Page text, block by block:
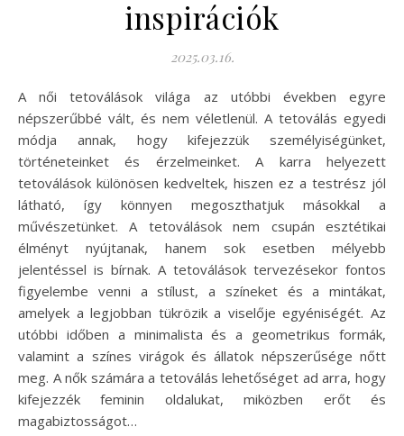
inspirációk
2025.03.16.
A női tetoválások világa az utóbbi években egyre
népszerűbbé vált, és nem véletlenül. A tetoválás egyedi
módja annak, hogy kifejezzük személyiségünket,
történeteinket és érzelmeinket. A karra helyezett
tetoválások különösen kedveltek, hiszen ez a testrész jól
látható, így könnyen megoszthatjuk másokkal a
művészetünket. A tetoválások nem csupán esztétikai
élményt nyújtanak, hanem sok esetben mélyebb
jelentéssel is bírnak. A tetoválások tervezésekor fontos
figyelembe venni a stílust, a színeket és a mintákat,
amelyek a legjobban tükrözik a viselője egyéniségét. Az
utóbbi időben a minimalista és a geometrikus formák,
valamint a színes virágok és állatok népszerűsége nőtt
meg. A nők számára a tetoválás lehetőséget ad arra, hogy
kifejezzék feminin oldalukat, miközben erőt és
magabiztosságot…